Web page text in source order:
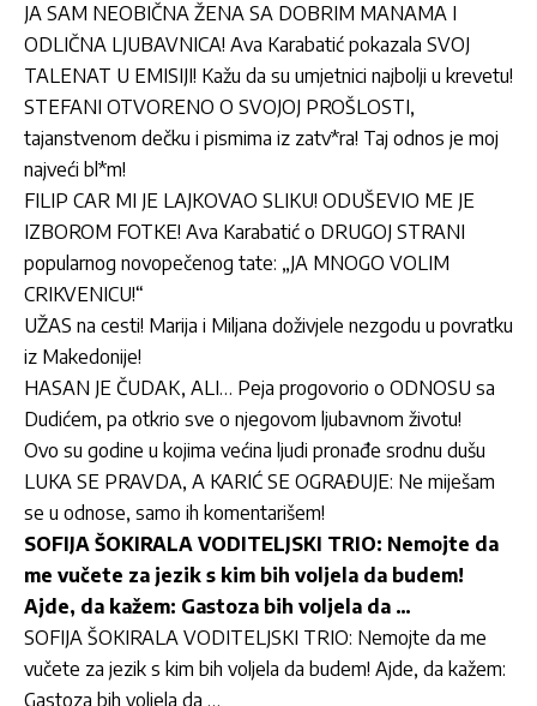
JA SAM NEOBIČNA ŽENA SA DOBRIM MANAMA I
ODLIČNA LJUBAVNICA! Ava Karabatić pokazala SVOJ
TALENAT U EMISIJI! Kažu da su umjetnici najbolji u krevetu!
STEFANI OTVORENO O SVOJOJ PROŠLOSTI,
tajanstvenom dečku i pismima iz zatv*ra! Taj odnos je moj
najveći bl*m!
FILIP CAR MI JE LAJKOVAO SLIKU! ODUŠEVIO ME JE
IZBOROM FOTKE! Ava Karabatić o DRUGOJ STRANI
popularnog novopečenog tate: „JA MNOGO VOLIM
CRIKVENICU!“
UŽAS na cesti! Marija i Miljana doživjele nezgodu u povratku
iz Makedonije!
HASAN JE ČUDAK, ALI… Peja progovorio o ODNOSU sa
Dudićem, pa otkrio sve o njegovom ljubavnom životu!
Ovo su godine u kojima većina ljudi pronađe srodnu dušu
LUKA SE PRAVDA, A KARIĆ SE OGRAĐUJE: Ne miješam
se u odnose, samo ih komentarišem!
SOFIJA ŠOKIRALA VODITELJSKI TRIO: Nemojte da
me vučete za jezik s kim bih voljela da budem!
Ajde, da kažem: Gastoza bih voljela da …
SOFIJA ŠOKIRALA VODITELJSKI TRIO: Nemojte da me
vučete za jezik s kim bih voljela da budem! Ajde, da kažem:
Gastoza bih voljela da …